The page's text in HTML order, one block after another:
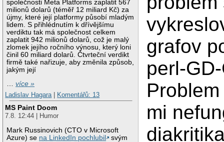
společnosti Meta Platforms zaplatit 567
milionů dolarů (téměř 12 miliard Kč) za
újmy, které její platformy působí mladým
lidem. S přihlédnutím k dřívějšímu
verdiktu tak má společnost celkem
zaplatit 942 milionů dolarů, což je malý
zlomek jejího ročního výnosu, který loni
činil 60 miliard dolarů. Čtvrteční verdikt
firmě také nařizuje, aby změnila způsob,
jakým její
…více »
Ladislav Hagara
Komentářů: 13
MS Paint Doom
7.8. 12:44 | Humor
Mark Russinovich (CTO v Microsoft
Azure) se na LinkedIn pochlubil
svým
grafov
perl-
mi